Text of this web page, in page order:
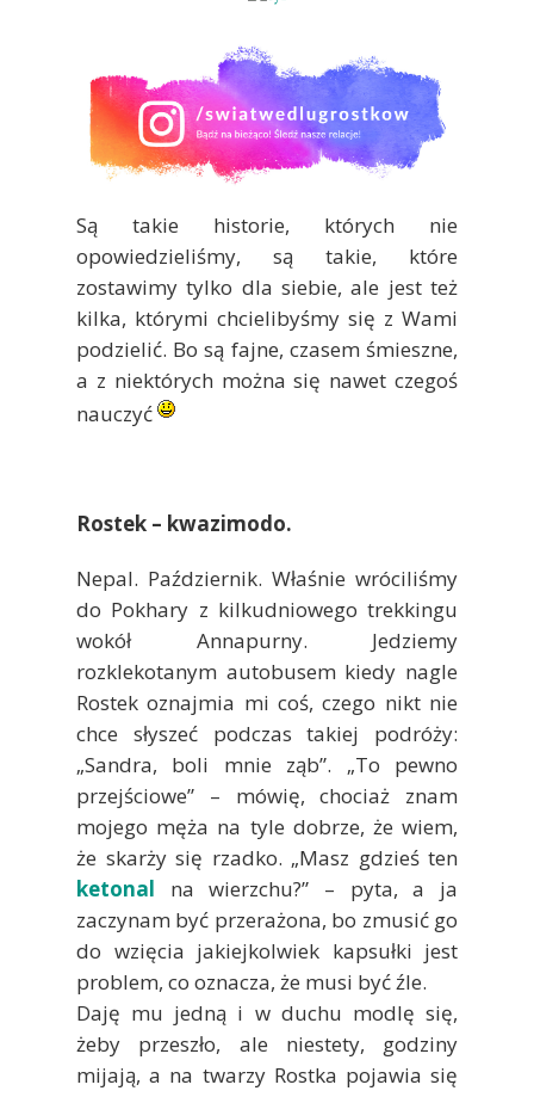
Są takie historie, których nie
opowiedzieliśmy, są takie, które
zostawimy tylko dla siebie, ale jest też
kilka, którymi chcielibyśmy się z Wami
podzielić. Bo są fajne, czasem śmieszne,
a z niektórych można się nawet czegoś
nauczyć
Rostek – kwazimodo.
Nepal. Październik. Właśnie wróciliśmy
do Pokhary z kilkudniowego trekkingu
wokół Annapurny. Jedziemy
rozklekotanym autobusem kiedy nagle
Rostek oznajmia mi coś, czego nikt nie
chce słyszeć podczas takiej podróży:
„Sandra, boli mnie ząb”. „To pewno
przejściowe” – mówię, chociaż znam
mojego męża na tyle dobrze, że wiem,
że skarży się rzadko. „Masz gdzieś ten
ketonal na wierzchu?” – pyta, a ja
zaczynam być przerażona, bo zmusić go
do wzięcia jakiejkolwiek kapsułki jest
problem, co oznacza, że musi być źle.
Daję mu jedną i w duchu modlę się,
żeby przeszło, ale niestety, godziny
mijają, a na twarzy Rostka pojawia się